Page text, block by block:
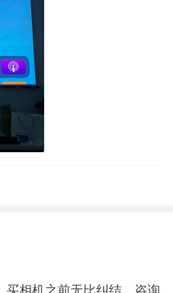
相机之前无比纠结，咨询